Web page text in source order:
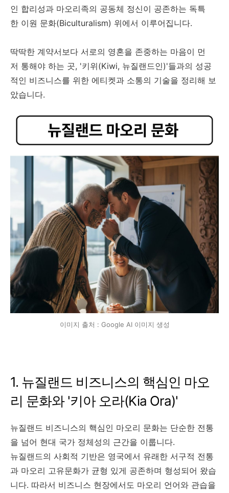
인 합리성과 마오리족의 공동체 정신이 공존하는 독특
한 이원 문화(Biculturalism) 위에서 이루어집니다.
딱딱한 계약서보다 서로의 영혼을 존중하는 마음이 먼
저 통해야 하는 곳, '키위(Kiwi, 뉴질랜드인)'들과의 성공
적인 비즈니스를 위한 에티켓과 소통의 기술을 정리해 보
았습니다.
이미지 출처 : Google AI 이미지 생성
1. 뉴질랜드 비즈니스의 핵심인 마오
리 문화와 '키아 오라(Kia Ora)'
뉴질랜드 비즈니스의 핵심인 마오리 문화는 단순한 전통
을 넘어 현대 국가 정체성의 근간을 이룹니다.
뉴질랜드의 사회적 기반은 영국에서 유래한 서구적 전통
과 마오리 고유문화가 균형 있게 공존하며 형성되어 왔습
니다. 따라서 비즈니스 현장에서도 마오리 언어와 관습을